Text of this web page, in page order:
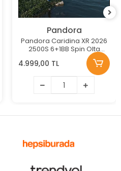
Pandora
Pandora Caridina XR 2026
2500S 6+1BB Spin Olta
4.999,00 TL